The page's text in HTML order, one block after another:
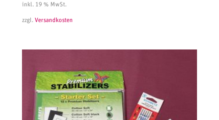
inkl. 19 % MwSt.
zzgl. Versandkosten